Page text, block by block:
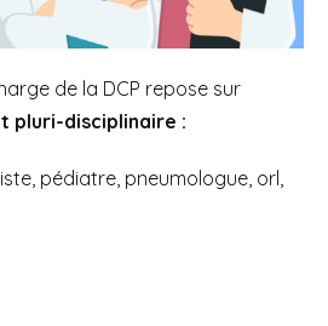
de la DCP repose sur
pluri-disciplinaire :
pédiatre, pneumologue, orl,